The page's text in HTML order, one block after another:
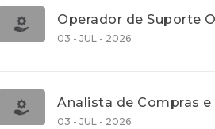
03 - JUL - 2026
03 - JUL - 2026